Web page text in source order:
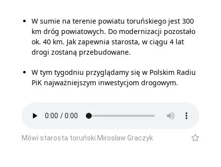
W sumie na terenie powiatu toruńskiego jest 300
km dróg powiatowych. Do modernizacji pozostało
ok. 40 km. Jak zapewnia starosta, w ciągu 4 lat
drogi zostaną przebudowane.
W tym tygodniu przyglądamy się w Polskim Radiu
PiK najważniejszym inwestycjom drogowym.
Mówi starosta toruński Mirosław Graczyk